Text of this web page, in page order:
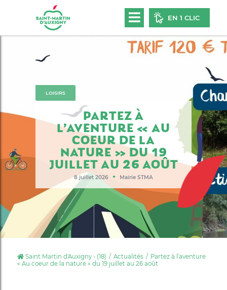
EN 1 CLIC
LOISIRS
PARTEZ À
L’AVENTURE « AU
COEUR DE LA
NATURE » DU 19
JUILLET AU 26 AOÛT
8 juillet 2026 ● Mairie STMA
Saint Martin d'Auxigny - (18) Actualités
Partez à l’aventure
« Au coeur de la nature » du 19 juillet au 26 août